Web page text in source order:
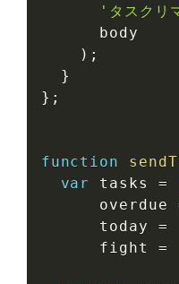
'タスク
      body
) ;
}
} ;
function
var
tasks =
      overdue
      today
=
      fight
=